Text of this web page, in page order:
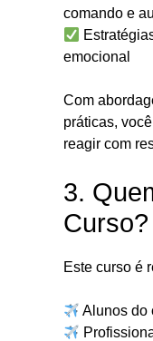
comando e
emocional
Com
práticas,
reagir com
3.
Curso?
Este curso é
Alunos do